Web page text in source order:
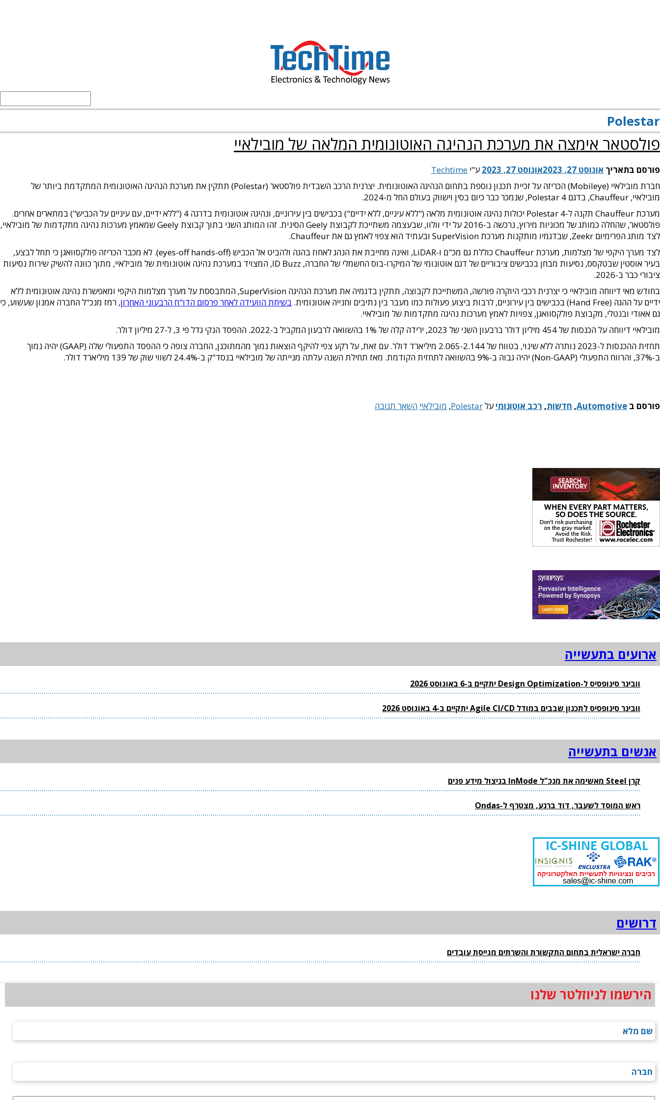
Polestar
פולסטאר אימצה את מערכת הנהיגה האוטונומית המלאה של מובילאיי
פורסם בתאריך אוגוסט 27, 2023 אוגוסט 27, 2023 ע"י Techtime
חברת מובילאיי (Mobileye) הכריזה על זכיית תכנון נוספת בתחום הנהיגה האוטונומית. יצרנית הרכב השבדית פולסטאר (Polestar) תתקין את מערכת הנהיגה האוטונומית המתקדמת ביותר של
מובילאיי, Chauffeur, בדגם Polestar 4, שנמכר כבר כיום בסין וישווק בעולם החל מ-2024.
מערכת Chauffeur תקנה ל-Polestar 4 יכולות נהיגה אוטונומית מלאה ("ללא עיניים, ללא ידיים") בכבישים בין עירוניים, ונהיגה אוטונומית בדרגה 4 ("ללא ידיים, עם עיניים על הכביש") במתארים אחרים.
פולסטאר, שהחלה כמותג של מכוניות מירוץ, נרכשה ב-2016 על ידי וולוו, שבעצמה משתייכת לקבוצת Geely הסינית. זהו המותג השני בתוך קבוצת Geely שמאמץ מערכות נהיגה מתקדמות של מובילאיי,
לצד מותג הפרימיום Zeekr, שבדגמיו מותקנות מערכת SuperVision ובעתיד הוא צפוי לאמץ גם את Chauffeur.
לצד מערך היקפי של מצלמות, מערכת Chauffeur כוללת גם מכ"ם ו-LiDAR, ואינה מחייבת את הנהג לאחוז בהגה ולהביט אל הכביש (eyes-off hands-off). לא מכבר הכריזה פולקסוואגן כי תחל לבצע,
בעיר אוסטין שבטקסס, נסיעות מבחן בכבישים ציבוריים של דגם אוטונומי של המיקרו-בוס החשמלי של החברה, ID Buzz, המצויד במערכת נהיגה אוטונומית של מובילאיי, מתוך כוונה להשיק שירות נסיעות
ציבורי כבר ב-2026.
בחודש מאי דיווחה מובילאיי כי יצרנית רכבי היוקרה פורשה, המשתייכת לקבוצה, תתקין בדגמיה את מערכת הנהיגה SuperVision, המתבססת על מערך מצלמות היקפי ומאפשרת נהיגה אוטונומית ללא
ידיים על ההגה (Hand Free) בכבישים בין עירוניים, לרבות ביצוע פעולות כמו מעבר בין נתיבים וחנייה אוטונומית.
בשיחת הוועידה לאחר פרסום הדו"ח הרבעוני האחרון, רמז מנכ"ל החברה אמנון שעשוע, כי
גם אאודי ובנטלי, מקבוצת פולקסוואגן, צפויות לאמץ מערכות נהיגה מתקדמות של מובילאיי.
מובילאיי דיווחה על הכנסות של 454 מיליון דולר ברבעון השני של 2023, ירידה קלה של 1% בהשוואה לרבעון המקביל ב-2022. ההפסד הנקי גדל פי 3, ל-27 מיליון דולר.
תחזית ההכנסות ל-2023 נותרה ללא שינוי, בטווח של 2.065-2.144 מיליארד דולר. עם זאת, על רקע צפי להיקף הוצאות נמוך מהמתוכנן, החברה צופה כי ההפסד התפעולי שלה (GAAP) יהיה נמוך
ב-37%, והרווח התפעולי (Non-GAAP) יהיה גבוה ב-9% בהשוואה לתחזית הקודמת. מאז תחילת השנה עלתה מנייתה של מובילאיי בנסד"ק ב-24.4% לשווי שוק של 139 מיליארד דולר.
פורסם ב Automotive
, חדשות, רכב אוטונומי עלPolestar
, מובילאיי השאר תגובה
ארועים בתעשייה
וובינר סינופסיס ל-Design Optimization יתקיים ב-6 באוגוסט 2026
וובינר סינופסיס לתכנון שבבים במודל Agile CI/CD יתקיים ב-4 באוגוסט 2026
אנשים בתעשייה
קרן Steel מאשימה את מנכ"ל InMode בניצול מידע פנים
ראש המוסד לשעבר, דוד ברנע, מצטרף ל-Ondas
דרושים
חברה ישראלית בתחום התקשורת והשרתים מגייסת עובדים
הירשמו לניוזלטר שלנו